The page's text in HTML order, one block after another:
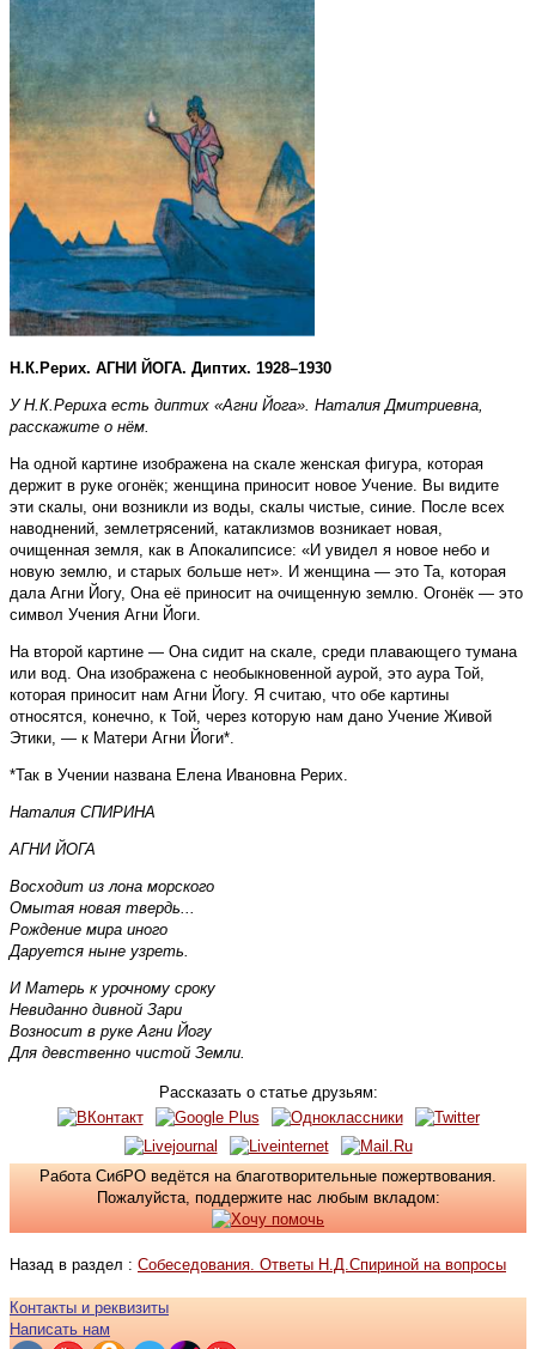
Н.К.Рерих. АГНИ ЙОГА. Диптих. 1928–1930
У Н.К.Рериха есть диптих «Агни Йога». Наталия Дмитриевна,
расскажите о нём.
На одной картине изображена на скале женская фигура, которая
держит в руке огонёк; женщина приносит новое Учение. Вы видите
эти скалы, они возникли из воды, скалы чистые, синие. После всех
наводнений, землетрясений, катаклизмов возникает новая,
очищенная земля, как в Апокалипсисе: «И увидел я новое небо и
новую землю, и старых больше нет». И женщина — это Та, которая
дала Агни Йогу, Она её приносит на очищенную землю. Огонёк — это
символ Учения Агни Йоги.
На второй картине — Она сидит на скале, среди плавающего тумана
или вод. Она изображена с необыкновенной аурой, это аура Той,
которая приносит нам Агни Йогу. Я считаю, что обе картины
относятся, конечно, к Той, через которую нам дано Учение Живой
Этики, — к Матери Агни Йоги*.
*Так в Учении названа Елена Ивановна Рерих.
Наталия СПИРИНА
АГНИ ЙОГА
Восходит из лона морского
Омытая новая твердь...
Рождение мира иного
Даруется ныне узреть.
И Матерь к урочному сроку
Невиданно дивной Зари
Возносит в руке Агни Йогу
Для девственно чистой Земли.
Рассказать о статье друзьям:
Работа СибРО ведётся на благотворительные пожертвования.
Пожалуйста, поддержите нас любым вкладом:
Назад в раздел : Собеседования. Ответы Н.Д.Спириной на вопросы
Контакты и реквизиты
Написать нам